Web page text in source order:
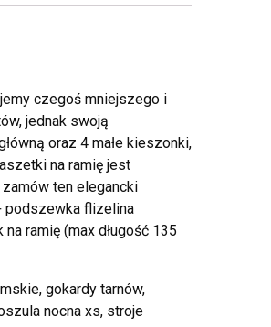
czegoś mniejszego i
jednak swoją
oraz 4 małe kieszonki,
na ramię jest
ten elegancki
podszewka flizelina
ramię (max długość 135
gokardy tarnów,
nocna xs, stroje